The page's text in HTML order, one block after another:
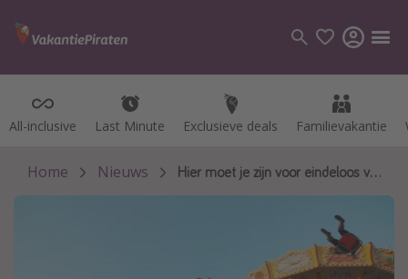
All-inclusive Last Minute Exclusieve deals Familievakantie
All-inclusive Last Minute Exclusieve deals Familievakantie
Categorie
Vluchten
Hotels
Home Nieuws Hier moet je zijn voor eindeloos veel plezier 🎢